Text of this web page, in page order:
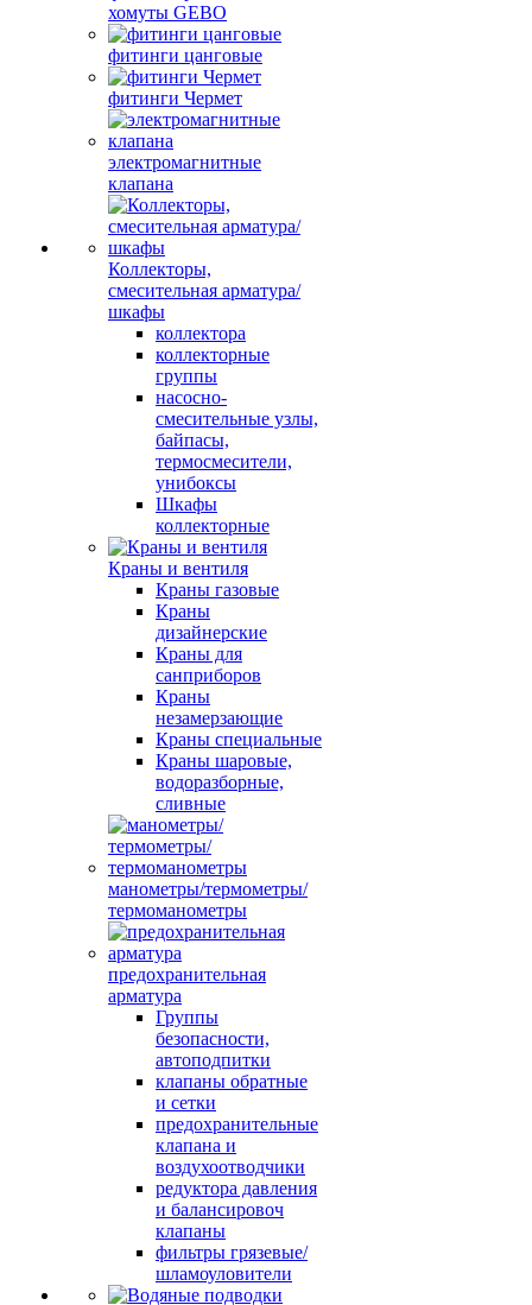
хомуты GEBO
фитинги цанговые
фитинги Чермет
электромагнитные
клапана
Коллекторы,
смесительная арматура/
шкафы
коллектора
коллекторные
группы
насосно-
смесительные узлы,
байпасы,
термосмесители,
унибоксы
Шкафы
коллекторные
Краны и вентиля
Краны газовые
Краны
дизайнерские
Краны для
санприборов
Краны
незамерзающие
Краны специальные
Краны шаровые,
водоразборные,
сливные
манометры/термометры/
термоманометры
предохранительная
арматура
Группы
безопасности,
автоподпитки
клапаны обратные
и сетки
предохранительные
клапана и
воздухоотводчики
редуктора давления
и балансировоч
клапаны
фильтры грязевые/
шламоуловители